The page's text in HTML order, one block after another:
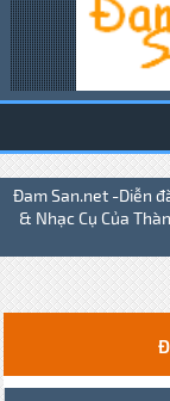
Đam San.net -Diễn
& Nhạc Cụ Của